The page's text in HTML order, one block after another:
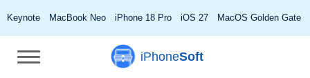
Keynote MacBook Neo iPhone 18 Pro iOS 27 MacOS Golden Gate
iPhoneSoft